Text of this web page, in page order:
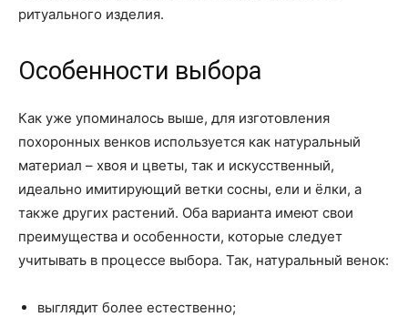
ритуального изделия.
Особенности выбора
Как уже упоминалось выше, для изготовления
похоронных венков используется как натуральный
материал – хвоя и цветы, так и искусственный,
идеально имитирующий ветки сосны, ели и ёлки, а
также других растений. Оба варианта имеют свои
преимущества и особенности, которые следует
учитывать в процессе выбора. Так, натуральный венок:
выглядит более естественно;